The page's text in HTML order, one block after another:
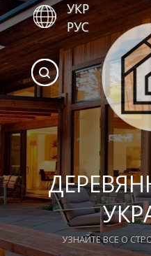
УЗНАЙТЕ ВСЕ О
УКР
РУС